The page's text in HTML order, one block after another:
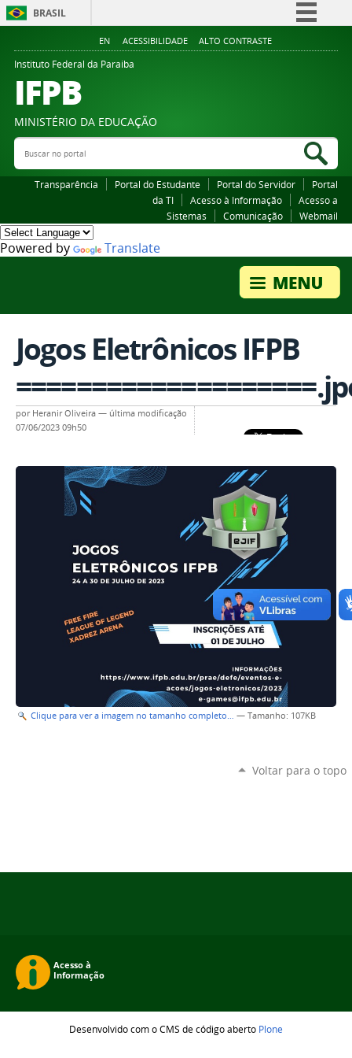
BRASIL
Simplifique!
Legislação
EN ACESSIBILIDADE ALTO CONTRASTE
Instituto Federal da Paraiba
IFPB
MINISTÉRIO DA EDUCAÇÃO
Buscar no portal
Transparência Portal do Estudante Portal do Servidor
Portal
da TI
Acesso à Informação
Acesso a
Sistemas
Comunicação Webmail
Powered by Translate
Jogos Eletrônicos IFPB
por Heranir Oliveira — última modificação
07/06/2023 09h50
Clique para ver a imagem no tamanho completo… — Tamanho: 107KB
Voltar para o topo
Desenvolvido com o CMS de código aberto Plone